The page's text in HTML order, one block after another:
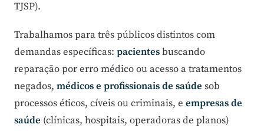
TJSP).
Trabalhamos para três públicos distintos com
demandas específicas: pacientesbuscando
reparação por erro médico ou acesso a tratamentos
negados, médicos e profissionais de saúde sob
processos éticos, cíveis ou criminais, e empresas de
saúde (clínicas, hospitais, operadoras de planos)